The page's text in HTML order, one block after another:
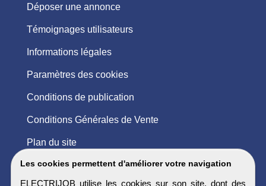
Les cookies permettent d'améliorer votre navigation
ELECTRIJOB utilise les cookies sur son site, dont des
Déposer une annonce
Témoignages utilisateurs
Informations légales
Paramètres des cookies
Conditions de publication
Conditions Générales de Vente
Plan du site